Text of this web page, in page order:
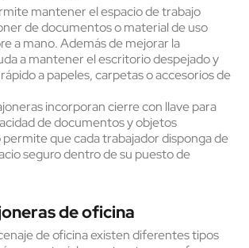
mantener el espacio de trabajo
de documentos o material de uso
a mano. Además de mejorar la
a mantener el escritorio despejado y
a papeles, carpetas o accesorios de
incorporan cierre con llave para
de documentos y objetos
permite que cada trabajador disponga de
seguro dentro de su puesto de
de oficina
de oficina existen diferentes tipos